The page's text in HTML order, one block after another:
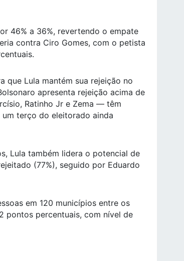
46% a 36%, revertendo o empate
contra Ciro Gomes, com o petista
que Lula mantém sua rejeição no
apresenta rejeição acima de
Ratinho Jr e Zema — têm
terço do eleitorado ainda
Lula também lidera o potencial de
(77%), seguido por Eduardo
em 120 municípios entre os
pontos percentuais, com nível de